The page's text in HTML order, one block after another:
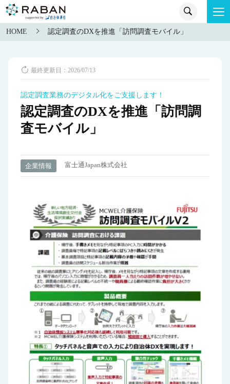
HOME 認定調査のDXを推進「訪問調査モバイル」
最終更新日：2026/07/13
認定調査業務のデジタル化をご支援します！
認定調査のDXを推進「訪問調
査モバイル」
企業情報 富士通Japan株式会社